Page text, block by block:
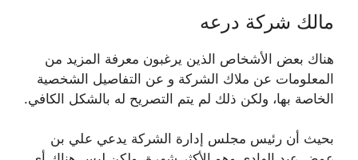
مالك شركة درعه
هناك بعض الأشخاص الذين يرغبون معرفة المزيد من
المعلومات عن ملاك الشركة و عن التفاصيل الشخصية
الخاصة بها، ولكن ذلك لم يتم التصريح له بالشكل الكافي.
بحيث أن رئيس مجلس إدارة الشركة يدعي علي بن